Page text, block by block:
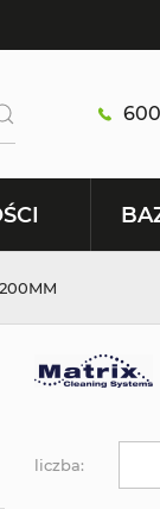
liczba: